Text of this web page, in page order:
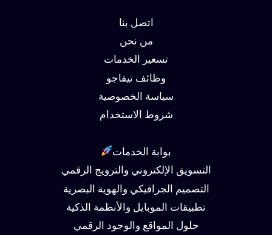
اتصل بنا
من نحن
تسعير الخدمات
وظائف تيفاجو
سياسة الخصوصية
شروط الاستخدام
بوابة الخدمات
التسويق الإلكتروني والترويج الرقمي
التصميم الجرافيكي والهوية البصرية
تطبيقات الموبايل والأنظمة الذكية
حلول المواقع والوجود الرقمي